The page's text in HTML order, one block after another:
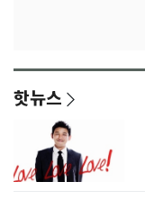
핫뉴스